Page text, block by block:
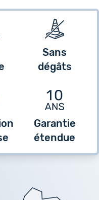
Sans
dégâts
Garantie
étendue